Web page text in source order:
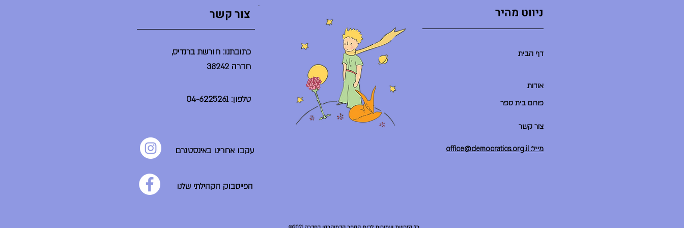
צור קשר ניווט מהיר
כתובתנו: חורשת ברנדיס,
חדרה 38242
טלפון: 04-6225261
דף הבית
אודות
פורום בית ספר
צור קשר
עקבו אחרינו באינסטגרם מייל: office@democratics.org.il
הפייסבוק הקהילתי שלנו